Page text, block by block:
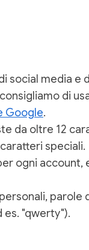
social media e
di
Google.
da oltre 12
speciali.
ogni account,
parole
es. "qwerty").